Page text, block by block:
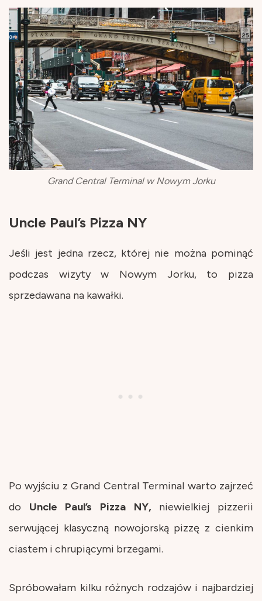
Grand Central Terminal w Nowym Jorku
Uncle Paul’s Pizza NY
Jeśli jest jedna rzecz, której nie można pominąć
podczas wizyty w Nowym Jorku, to pizza
sprzedawana na kawałki.
Po wyjściu z Grand Central Terminal warto zajrzeć
do Uncle Paul’s Pizza NY, niewielkiej pizzerii
serwującej klasyczną nowojorską pizzę z cienkim
ciastem i chrupiącymi brzegami.
Spróbowałam kilku różnych rodzajów i najbardziej